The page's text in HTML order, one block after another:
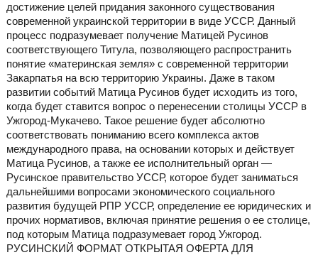
достижение целей придания законного существования
современной украинской территории в виде УССР. Данный
процесс подразумевает получение Матицей Русинов
соответствующего Титула, позволяющего распространить
понятие «материнская земля» с современной территории
Закарпатья на всю территорию Украины. Даже в таком
развитии событий Матица Русинов будет исходить из того,
когда будет ставится вопрос о перенесении столицы УССР в
Ужгород-Мукачево. Такое решение будет абсолютно
соответствовать пониманию всего комплекса актов
международного права, на основании которых и действует
Матица Русинов, а также ее исполнительный орган —
Русинское правительство УССР, которое будет заниматься
дальнейшими вопросами экономического социального
развития будущей РПР УССР, определение ее юридических и
прочих нормативов, включая принятие решения о ее столице,
под которым Матица подразумевает город Ужгород.
РУСИНСКИЙ ФОРМАТ ОТКРЫТАЯ ОФЕРТА ДЛЯ